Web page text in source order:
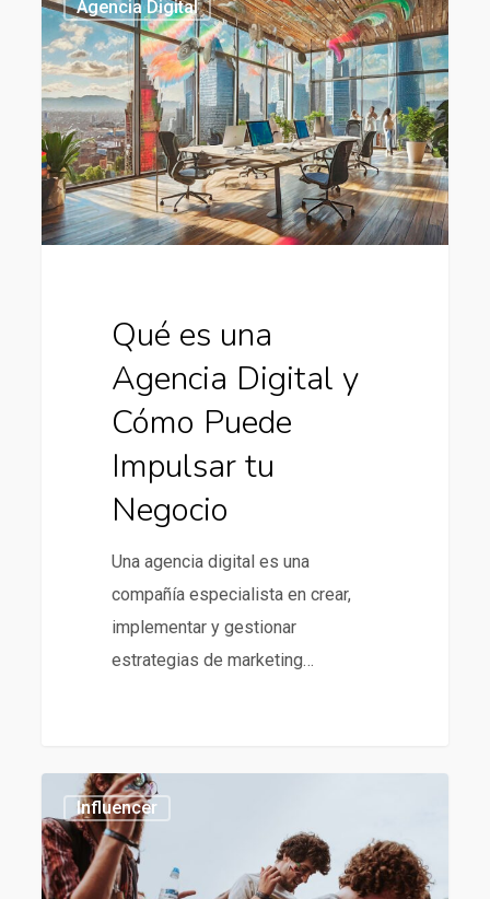
es
una
Agencia
Digital
y
Cómo
Puede
Impulsar
Agencia Digital
Qué es una
Agencia Digital y
Cómo Puede
Impulsar tu
Negocio
Una agencia digital es una
compañía especialista en crear,
implementar y gestionar
estrategias de marketing…
Tendencias
en
influencer
marketing
Influencer